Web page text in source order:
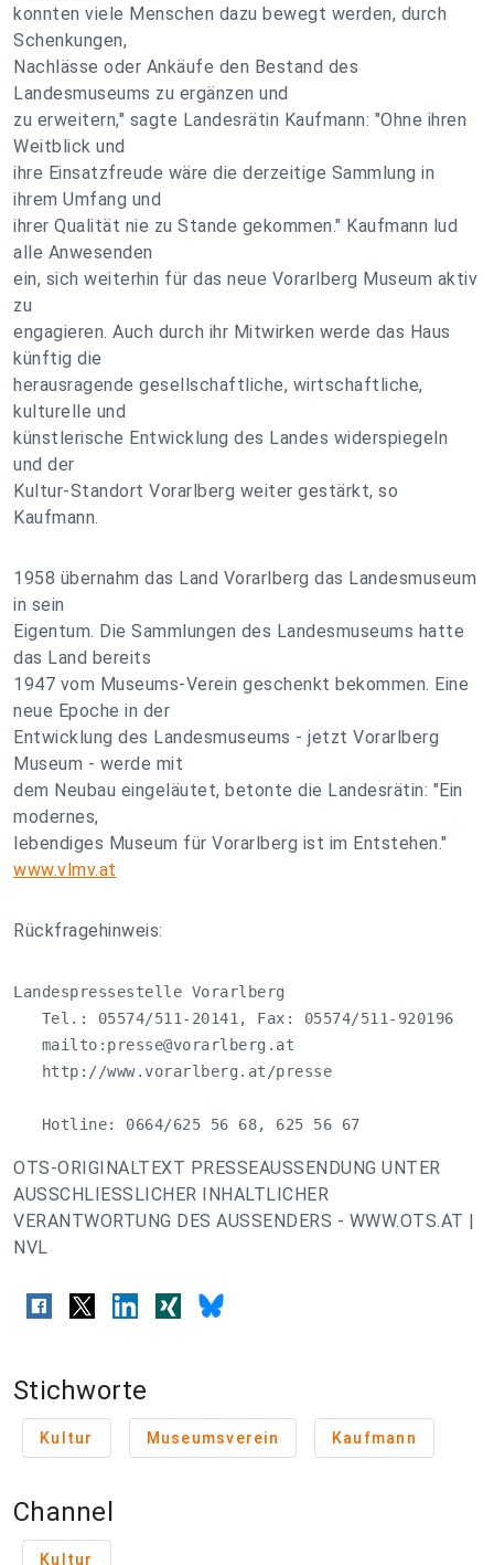
konnten viele Menschen dazu bewegt werden, durch
Schenkungen,
Nachlässe oder Ankäufe den Bestand des
Landesmuseums zu ergänzen und
zu erweitern," sagte Landesrätin Kaufmann: "Ohne ihren
Weitblick und
ihre Einsatzfreude wäre die derzeitige Sammlung in
ihrem Umfang und
ihrer Qualität nie zu Stande gekommen." Kaufmann lud
alle Anwesenden
ein, sich weiterhin für das neue Vorarlberg Museum aktiv
zu
engagieren. Auch durch ihr Mitwirken werde das Haus
künftig die
herausragende gesellschaftliche, wirtschaftliche,
kulturelle und
künstlerische Entwicklung des Landes widerspiegeln
und der
Kultur-Standort Vorarlberg weiter gestärkt, so
Kaufmann.
1958 übernahm das Land Vorarlberg das Landesmuseum
in sein
Eigentum. Die Sammlungen des Landesmuseums hatte
das Land bereits
1947 vom Museums-Verein geschenkt bekommen. Eine
neue Epoche in der
Entwicklung des Landesmuseums - jetzt Vorarlberg
Museum - werde mit
dem Neubau eingeläutet, betonte die Landesrätin: "Ein
modernes,
lebendiges Museum für Vorarlberg ist im Entstehen."
www.vlmv.at
Rückfragehinweis:
Landespressestelle Vorarlberg
   Tel.: 05574/511-20141, Fax: 05574/511-920196
   mailto:
presse@vorarlberg.at
   http://www.vorarlberg.at/presse
   Hotline: 0664/625 56 68, 625 56 67
OTS-ORIGINALTEXT PRESSEAUSSENDUNG UNTER
AUSSCHLIESSLICHER INHALTLICHER
VERANTWORTUNG DES AUSSENDERS - WWW.OTS.AT |
NVL
Stichworte
Kultur Museumsverein Kaufmann
Channel
Kultur